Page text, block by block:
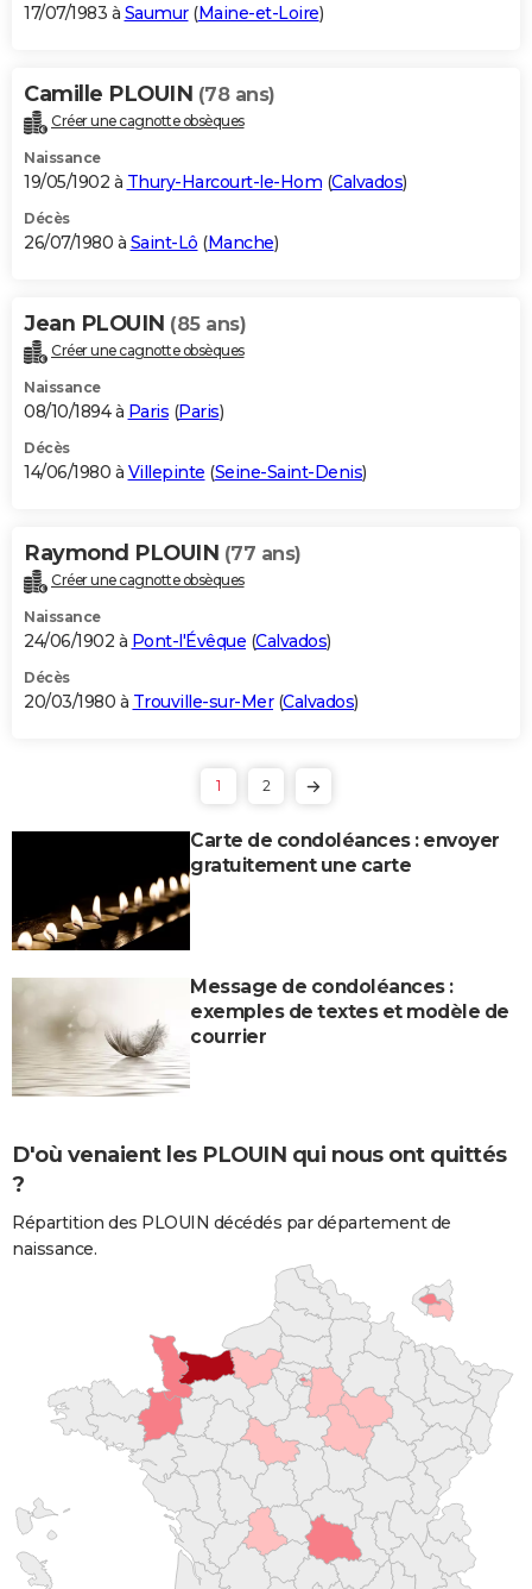
17/07/1983 à Saumur(Maine-et-Loire)
Camille PLOUIN (78 ans)
Créer une cagnotte obsèques
Naissance
19/05/1902 à Thury-Harcourt-le-Hom (Calvados)
Décès
26/07/1980 à Saint-Lô (Manche)
Jean PLOUIN (85 ans)
Créer une cagnotte obsèques
Naissance
08/10/1894 à Paris (Paris)
Décès
14/06/1980 à Villepinte (Seine-Saint-Denis)
Raymond PLOUIN (77 ans)
Créer une cagnotte obsèques
Naissance
24/06/1902 à Pont-l'Évêque (Calvados)
Décès
20/03/1980 à Trouville-sur-Mer(Calvados)
1 2
Carte de condoléances : envoyer
gratuitement une carte
Message de condoléances :
exemples de textes et modèle de
courrier
D'où venaient les PLOUIN qui nous ont quittés
?
Répartition des PLOUIN décédés par département de
naissance.